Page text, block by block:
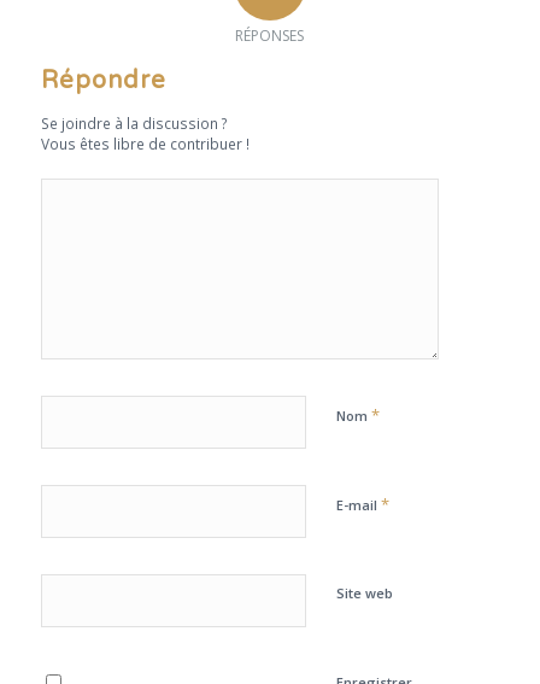
RÉPONSES
Répondre
Se joindre à la discussion ?
Vous êtes libre de contribuer !
Nom *
E-mail *
Site web